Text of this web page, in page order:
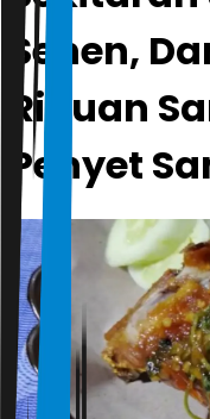
Senen,
Ribuan
Penyet